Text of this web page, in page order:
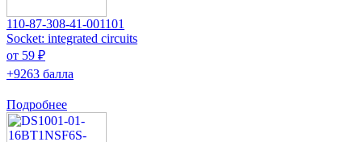
110-87-308-41-001101
Socket: integrated circuits
от 59 ₽
+9263 балла
Подробнее